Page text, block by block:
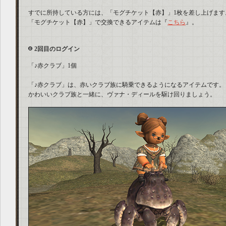
すでに所持している方には、「モグチケット【赤】」1枚を差し上げま
「モグチケット【赤】」で交換できるアイテムは『こちら 』。
2回目のログイン
「♪赤クラブ」1個
「♪赤クラブ」は、赤いクラブ族に騎乗できるようになるアイテムです。
かわいいクラブ族と一緒に、ヴァナ・ディールを駆け回りましょう。